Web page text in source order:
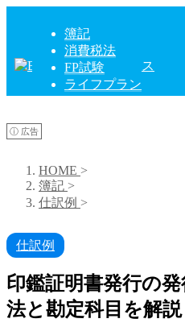
簿記
消費税法
FP試験
ライフプラン
ⓘ 広告
HOME >
簿記 >
仕訳例 >
仕訳例
印鑑証明書発行の
法と勘定科目を解説